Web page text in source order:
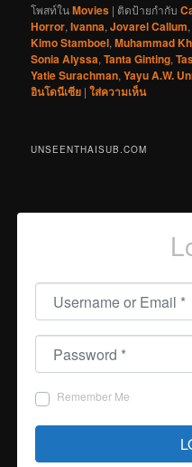
โพสท์ในMovies | ติดป้ายกำกับ
Horror,Ivanna,Jovarel Callum
Kimo Stamboel,Muhammad
Sonia Alyssa,Tanta Ginting,
Yatie Surachman,Yayu A.W.
อินโดนีเซีย |ใส่ความเห็น
UNSEENTHAISUB.COM
Username or Email
Password
Remember Me